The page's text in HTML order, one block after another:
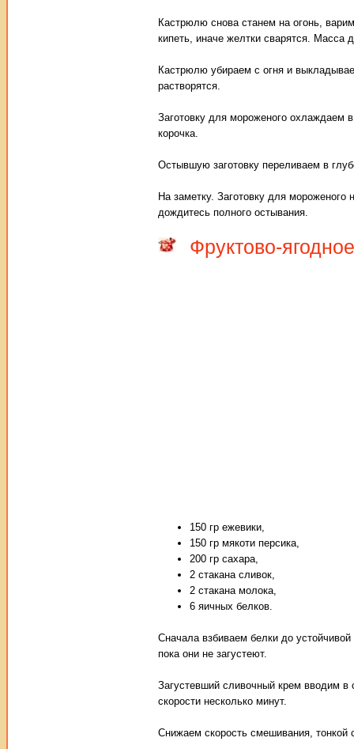
Кастрюлю снова станем на огонь,
кипеть, иначе желтки сварятся. Масса
Кастрюлю убираем с огня и
растворятся.
Заготовку для мороженого охлаждаем
корочка.
Остывшую заготовку переливаем в
На заметку. Заготовку для
дождитесь полного остывания.
Фруктово-
150 гр ежевики,
150 гр мякоти персика,
200 гр сахара,
2 стакана сливок,
2 стакана молока,
6 яичных белков.
Сначала взбиваем белки до
пока они не загустеют.
Загустевший сливочный крем вводим
скорости несколько минут.
Снижаем скорость смешивания,